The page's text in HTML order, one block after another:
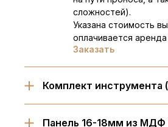
сложностей).
Указана стоимость
оплачивается
Заказать
Комплект инструмента
Панель 16-18мм из МДФ